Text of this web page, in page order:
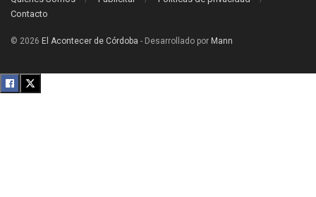
Contacto
© 2026 El Acontecer de Córdoba - Desarrollado por Mann